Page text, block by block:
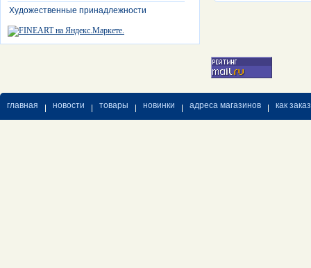
Художественные принадлежности
главная новости товары новинки адреса магазинов как